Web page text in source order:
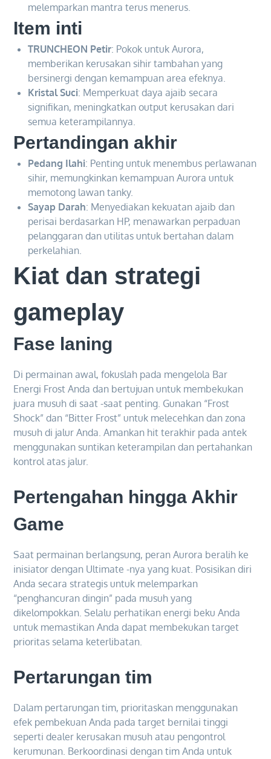
melemparkan mantra terus menerus.
Item inti
TRUNCHEON Petir: Pokok untuk Aurora,
memberikan kerusakan sihir tambahan yang
bersinergi dengan kemampuan area efeknya.
Kristal Suci: Memperkuat daya ajaib secara
signifikan, meningkatkan output kerusakan dari
semua keterampilannya.
Pertandingan akhir
Pedang Ilahi: Penting untuk menembus perlawanan
sihir, memungkinkan kemampuan Aurora untuk
memotong lawan tanky.
Sayap Darah: Menyediakan kekuatan ajaib dan
perisai berdasarkan HP, menawarkan perpaduan
pelanggaran dan utilitas untuk bertahan dalam
perkelahian.
Kiat dan strategi
gameplay
Fase laning
Di permainan awal, fokuslah pada mengelola Bar
Energi Frost Anda dan bertujuan untuk membekukan
juara musuh di saat -saat penting. Gunakan “Frost
Shock” dan “Bitter Frost” untuk melecehkan dan zona
musuh di jalur Anda. Amankan hit terakhir pada antek
menggunakan suntikan keterampilan dan pertahankan
kontrol atas jalur.
Pertengahan hingga Akhir
Game
Saat permainan berlangsung, peran Aurora beralih ke
inisiator dengan Ultimate -nya yang kuat. Posisikan diri
Anda secara strategis untuk melemparkan
“penghancuran dingin” pada musuh yang
dikelompokkan. Selalu perhatikan energi beku Anda
untuk memastikan Anda dapat membekukan target
prioritas selama keterlibatan.
Pertarungan tim
Dalam pertarungan tim, prioritaskan menggunakan
efek pembekuan Anda pada target bernilai tinggi
seperti dealer kerusakan musuh atau pengontrol
kerumunan. Berkoordinasi dengan tim Anda untuk